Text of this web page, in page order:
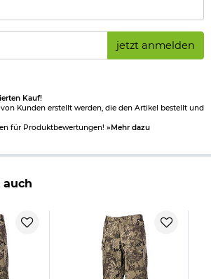
jetzt anmelden
Kauf!
Kunden erstellt werden, die den Artikel bestellt und
für Produktbewertungen! »Mehr dazu
auch